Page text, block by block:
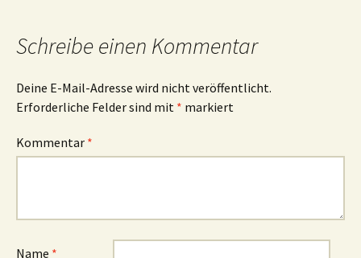
Schreibe einen Kommentar
Deine E-Mail-Adresse wird nicht veröffentlicht.
Erforderliche Felder sind mit * markiert
Kommentar *
Name *